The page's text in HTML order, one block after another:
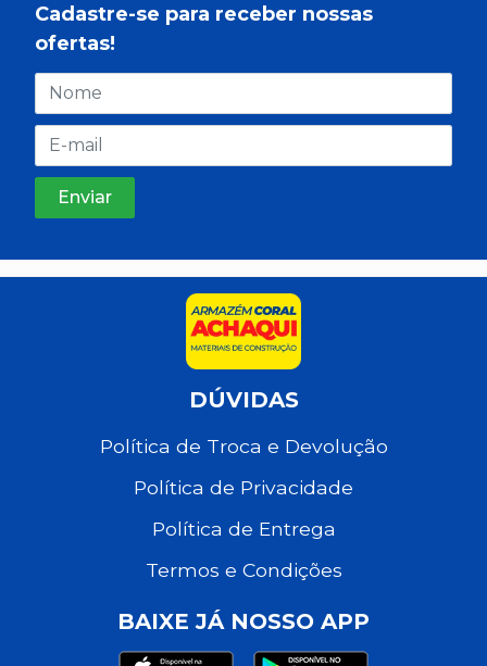
Cadastre-se para receber nossas
ofertas!
DÚVIDAS
Política de Troca e Devolução
Política de Privacidade
Política de Entrega
Termos e Condições
BAIXE JÁ NOSSO APP